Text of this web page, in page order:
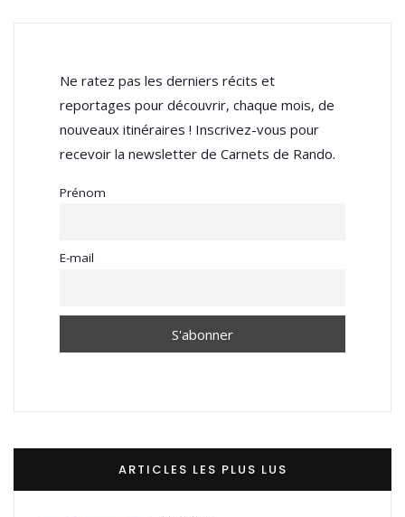
Ne ratez pas les derniers récits et
reportages pour découvrir, chaque mois, de
nouveaux itinéraires ! Inscrivez-vous pour
recevoir la newsletter de Carnets de Rando.
Prénom
E-mail
ARTICLES LES PLUS LUS